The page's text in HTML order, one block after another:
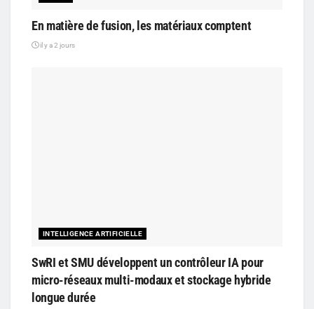
En matière de fusion, les matériaux comptent
il y a 2 jours
INTELLIGENCE ARTIFICIELLE
SwRI et SMU développent un contrôleur IA pour
micro-réseaux multi-modaux et stockage hybride
longue durée